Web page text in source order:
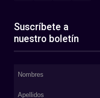
Suscríbete a
nuestro boletín